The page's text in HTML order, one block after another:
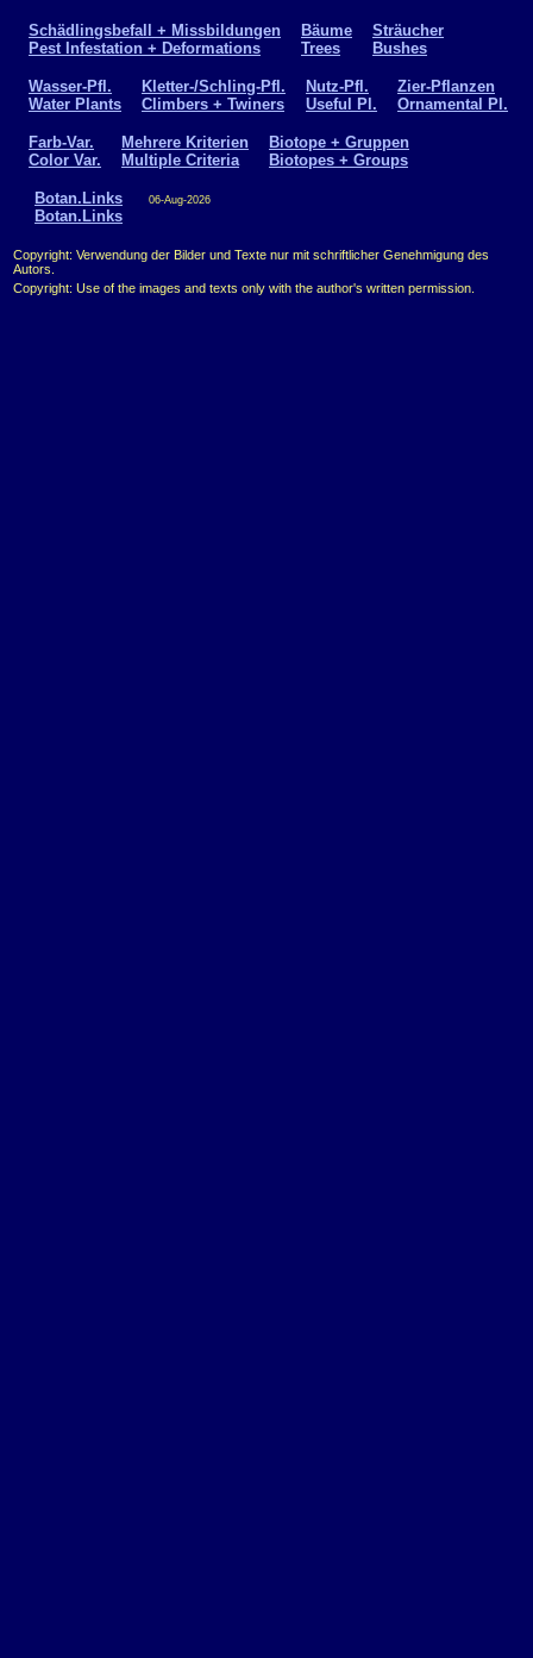
Schädlingsbefall + Missbildungen
Pest Infestation + Deformations
Bäume
Trees
Sträucher
Bushes
Wasser-Pfl.
Water Plants
Kletter-/Schling-Pfl.
Climbers + Twiners
Nutz-Pfl.
Useful Pl.
Zier-Pflanzen
Ornamental Pl.
Farb-Var.
Color Var.
Mehrere Kriterien
Multiple Criteria
Biotope + Gruppen
Biotopes + Groups
Botan.Links
Botan.Links
06-Aug-2026
Copyright: Verwendung der Bilder und Texte nur mit schriftlicher Genehmigung des
Autors.
Copyright: Use of the images and texts only with the author's written permission.